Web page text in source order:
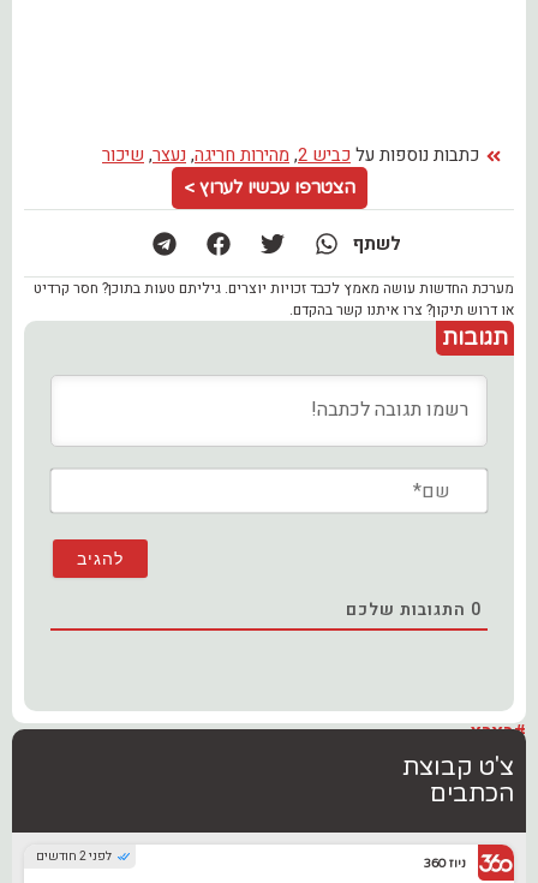
כתבות נוספות על כביש 2 , מהירות חריגה, נעצר, שיכור
הצטרפו עכשיו לערוץ >
לשתף
מערכת החדשות עושה מאמץ לכבד זכויות יוצרים. גיליתם טעות בתוכן? חסר קרדיט
או דרוש תיקון? צרו איתנו קשר בהקדם.
תגובות
0 התגובות שלכם
#בארץ
צ'ט קבוצת
הכתבים
לפני 2 חודשים ניוז 360